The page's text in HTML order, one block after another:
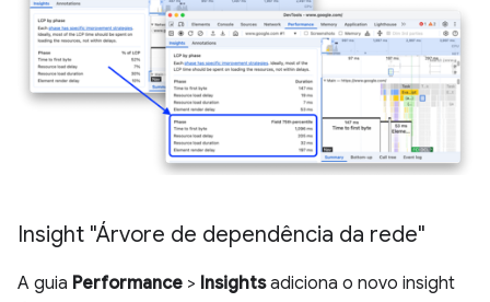
Insight "Árvore de dependência da rede"
A guia Performance > Insightsadiciona o novo insight